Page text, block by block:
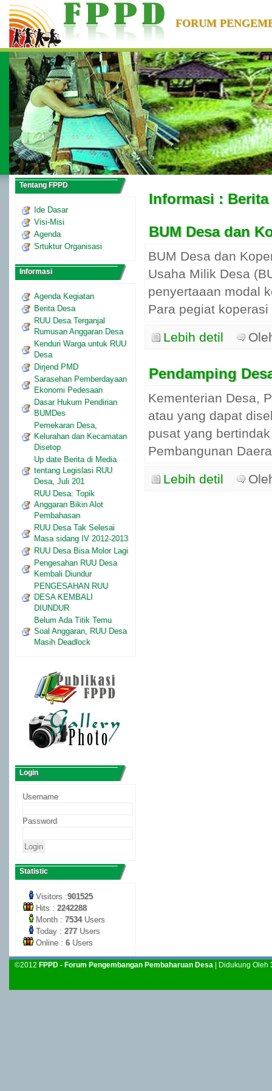
FORUM
Tentang FPPD
Ide Dasar
Visi-Misi
Agenda
Srtuktur Organisasi
Informasi
Agenda Kegiatan
Berita Desa
RUU Desa Terganjal
Rumusan Anggaran Desa
Kenduri Warga untuk RUU
Desa
Dirjend PMD
Sarasehan Pemberdayaan
Ekonomi Pedesaan
Dasar Hukum Pendirian
BUMDes
Pemekaran Desa,
Kelurahan dan Kecamatan
Disetop
Up date Berita di Media
tentang Legislasi RUU
Desa, Juli 201
RUU Desa: Topik
Anggaran Bikin Alot
Pembahasan
RUU Desa Tak Selesai
Masa sidang IV 2012-2013
RUU Desa Bisa Molor Lagi
Pengesahan RUU Desa
Kembali Diundur
PENGESAHAN RUU
DESA KEMBALI
DIUNDUR
Belum Ada Titik Temu
Soal Anggaran, RUU Desa
Masih Deadlock
Login
Username
Password
Statistic
Visitors :901525
Hits : 2242288
Month : 7534Users
Today : 277Users
Online : 6Users
Informasi : Berita
BUM Desa dan
BUM Desa dan
Usaha Milik Desa
penyertaaan modal
Para pegiat
Lebih detil
Pendamping
Kementerian Desa,
atau yang dapat
pusat yang
Pembangunan
Lebih detil
©2012 FPPD - Forum Pengembangan Pembaharuan Desa | Didukung Oleh